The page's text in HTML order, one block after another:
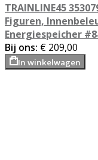
TRAINLINE45
Figuren,
Energiespeicher
Bij ons: € 209,00
In winkelwagen